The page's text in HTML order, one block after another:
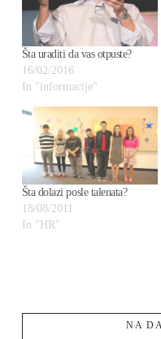
Šta uraditi da vas otpuste?
16/02/2016
In "informacije"
Šta dolazi posle talenata?
18/08/2011
In "HR"
NA